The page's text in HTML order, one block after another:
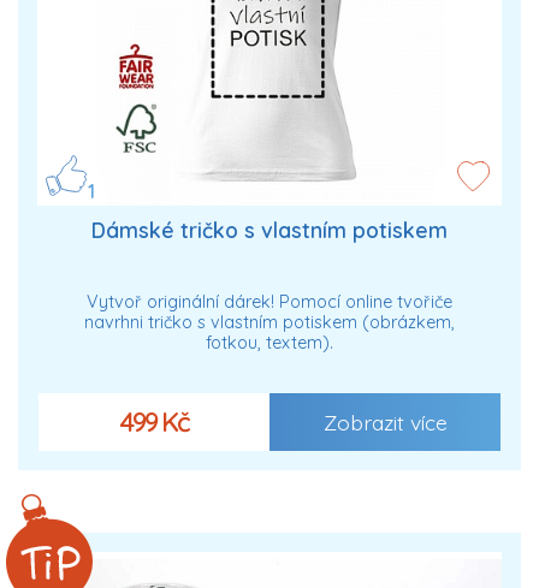
1
Dámské tričko s vlastním potiskem
Vytvoř originální dárek! Pomocí online tvořiče
navrhni tričko s vlastním potiskem (obrázkem,
fotkou, textem).
499 Kč Zobrazit více